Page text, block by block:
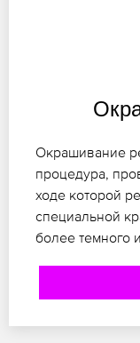
Окрашивание
процедура,
ходе которой
специальной
более темного